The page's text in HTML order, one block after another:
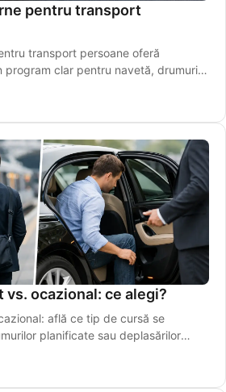
pentru transport
transport persoane oferă
program clar pentru navetă, drumuri
ocazional: ce alegi?
află ce tip de cursă se
planificate sau deplasărilor